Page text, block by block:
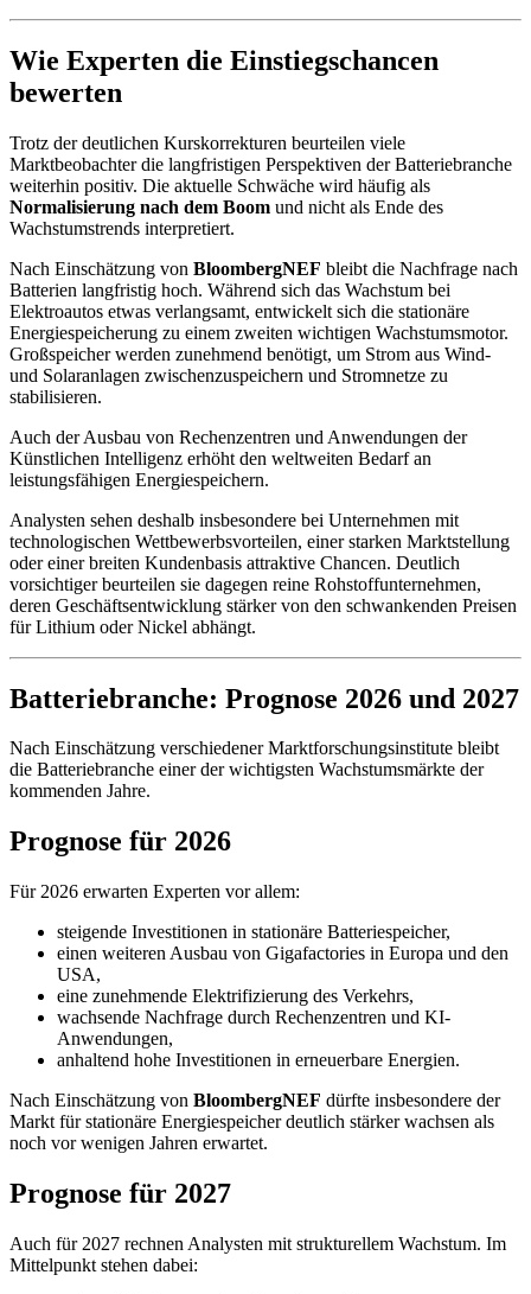
Wie Experten die Einstiegschancen
bewerten
Trotz der deutlichen Kurskorrekturen beurteilen viele
Marktbeobachter die langfristigen Perspektiven der Batteriebranche
weiterhin positiv. Die aktuelle Schwäche wird häufig als
Normalisierung nach dem Boom und nicht als Ende des
Wachstumstrends interpretiert.
Nach Einschätzung von BloombergNEF bleibt die Nachfrage nach
Batterien langfristig hoch. Während sich das Wachstum bei
Elektroautos etwas verlangsamt, entwickelt sich die stationäre
Energiespeicherung zu einem zweiten wichtigen Wachstumsmotor.
Großspeicher werden zunehmend benötigt, um Strom aus Wind-
und Solaranlagen zwischenzuspeichern und Stromnetze zu
stabilisieren.
Auch der Ausbau von Rechenzentren und Anwendungen der
Künstlichen Intelligenz erhöht den weltweiten Bedarf an
leistungsfähigen Energiespeichern.
Analysten sehen deshalb insbesondere bei Unternehmen mit
technologischen Wettbewerbsvorteilen, einer starken Marktstellung
oder einer breiten Kundenbasis attraktive Chancen. Deutlich
vorsichtiger beurteilen sie dagegen reine Rohstoffunternehmen,
deren Geschäftsentwicklung stärker von den schwankenden Preisen
für Lithium oder Nickel abhängt.
Batteriebranche: Prognose 2026 und 2027
Nach Einschätzung verschiedener Marktforschungsinstitute bleibt
die Batteriebranche einer der wichtigsten Wachstumsmärkte der
kommenden Jahre.
Prognose für 2026
Für 2026 erwarten Experten vor allem:
steigende Investitionen in stationäre Batteriespeicher,
einen weiteren Ausbau von Gigafactories in Europa und den
USA,
eine zunehmende Elektrifizierung des Verkehrs,
wachsende Nachfrage durch Rechenzentren und KI-
Anwendungen,
anhaltend hohe Investitionen in erneuerbare Energien.
Nach Einschätzung von BloombergNEF dürfte insbesondere der
Markt für stationäre Energiespeicher deutlich stärker wachsen als
noch vor wenigen Jahren erwartet.
Prognose für 2027
Auch für 2027 rechnen Analysten mit strukturellem Wachstum. Im
Mittelpunkt stehen dabei: